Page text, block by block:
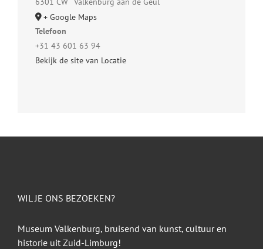
+ Google Maps
Telefoon
+31 43 601 63 94
Bekijk de site van Locatie
WIL JE ONS BEZOEKEN?
Museum Valkenburg, bruisend van kunst, cultuur en
historie uit Zuid-Limburg!